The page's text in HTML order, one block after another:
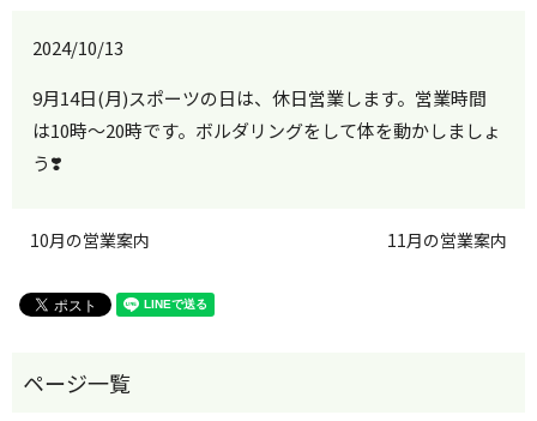
2024/10/13
9月14日(月)スポーツの日は、休日営業します。営業時間
は10時～20時です。ボルダリングをして体を動かしましょ
う❣️
10月の営業案内 11月の営業案内